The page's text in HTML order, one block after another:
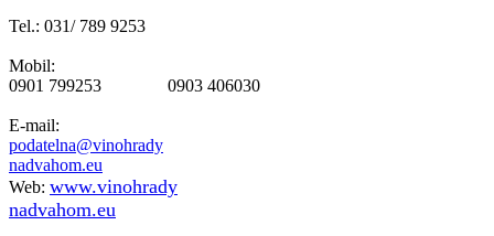
Tel.: 031/ 789 9253
Mobil:
0901 799253 0903 406030
E-mail:
podatelna@vinohrady
nadvahom.eu
Web: www.vinohrady
nadvahom.eu